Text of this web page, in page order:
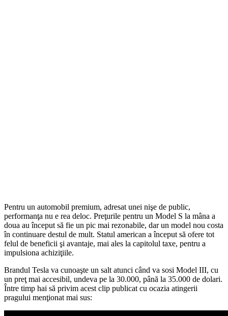
Pentru un automobil premium, adresat unei nişe de public,
performanţa nu e rea deloc. Preţurile pentru un Model S la mâna a
doua au început să fie un pic mai rezonabile, dar un model nou costa
în continuare destul de mult. Statul american a început să ofere tot
felul de beneficii şi avantaje, mai ales la capitolul taxe, pentru a
impulsiona achiziţiile.
Brandul Tesla va cunoaşte un salt atunci când va sosi Model III, cu
un preţ mai accesibil, undeva pe la 30.000, până la 35.000 de dolari.
Între timp hai să privim acest clip publicat cu ocazia atingerii
pragului menţionat mai sus: